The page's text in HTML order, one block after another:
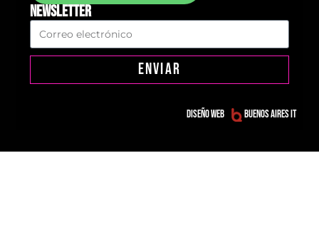
NEWSLETTER
ENVIAR
Diseño web Buenos Aires IT